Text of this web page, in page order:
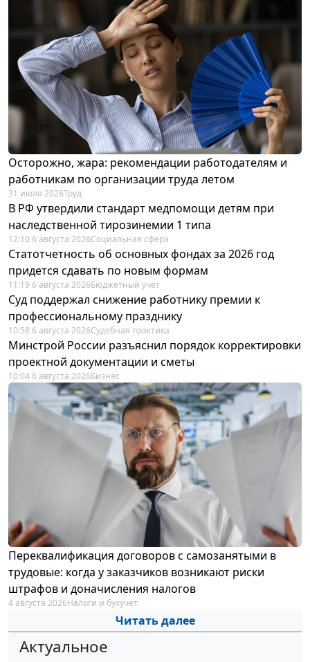
Осторожно, жара: рекомендации работодателям и
работникам по организации труда летом
31 июля 2026Труд
В РФ утвердили стандарт медпомощи детям при
наследственной тирозинемии 1 типа
12:10 6 августа 2026Социальная сфера
Статотчетность об основных фондах за 2026 год
придется сдавать по новым формам
11:19 6 августа 2026Бюджетный учет
Суд поддержал снижение работнику премии к
профессиональному празднику
10:58 6 августа 2026Судебная практика
Минстрой России разъяснил порядок корректировки
проектной документации и сметы
10:04 6 августа 2026Бизнес
Переквалификация договоров с самозанятыми в
трудовые: когда у заказчиков возникают риски
штрафов и доначисления налогов
4 августа 2026Налоги и бухучет
Читать далее
Актуальное